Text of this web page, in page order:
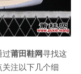
过莆田鞋网寻找这
注以下几个细